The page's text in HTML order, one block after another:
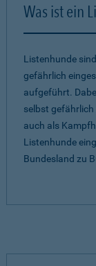
Was ist ein
Listenhunde
gefährlich
aufgeführt.
selbst
auch als
Listenhunde
Bundesland zu